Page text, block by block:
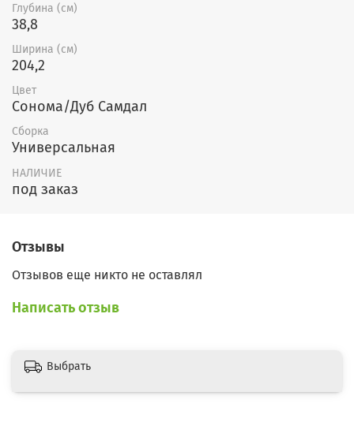
Глубина (см)
38,8
Ширина (см)
204,2
Цвет
Сонома/Дуб Самдал
Сборка
Универсальная
НАЛИЧИЕ
под заказ
Отзывы
Отзывов еще никто не оставлял
Написать отзыв
Выбрать